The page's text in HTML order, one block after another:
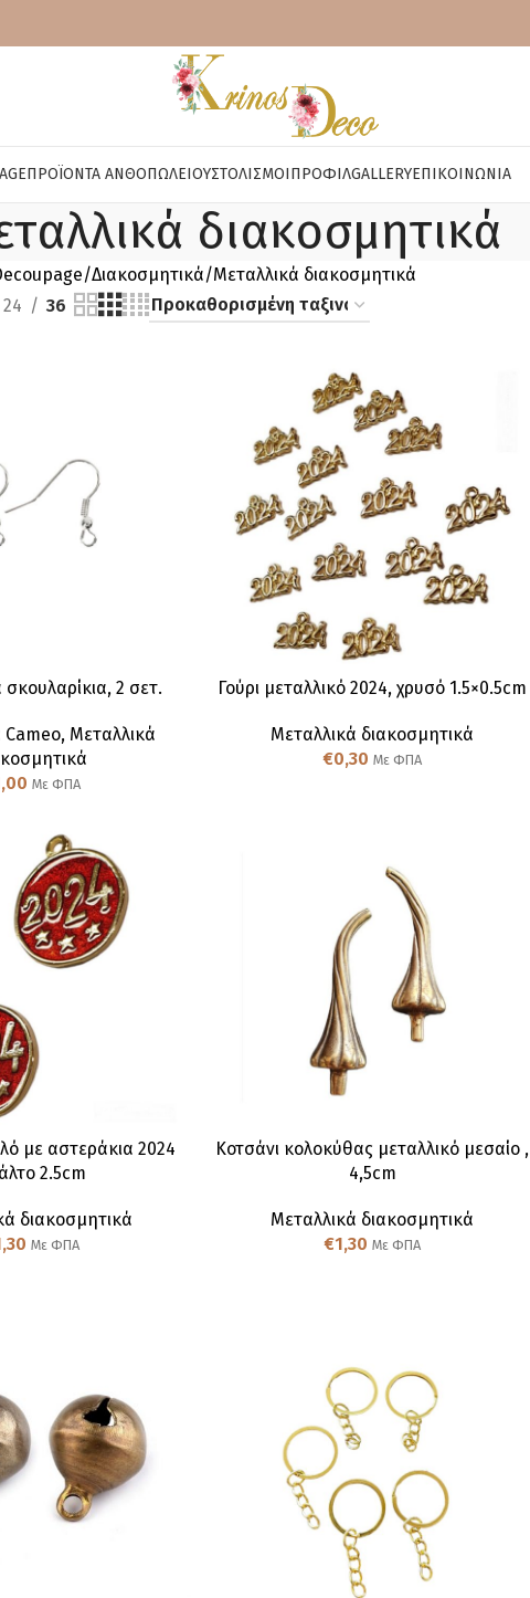
ΠΡΟΪΌΝΤΑ ΑΝΘΟΠΩΛΕΊΟΥΣΤΟΛΙΣΜΟΊΠΡΟΦΊΛGALLERYΕΠΙΚΟΙΝΩΝΊΑ
διακοσμητικά
Διακοσμητικά Μεταλλικά διακοσμητικά
24 36
σκουλαρίκια, 2 σετ.
, Μεταλλικά
Με ΦΠΑ
Γούρι μεταλλικό 2024, χρυσό 1.5×0.5cm
Μεταλλικά διακοσμητικά
€0,30 Με ΦΠΑ
με αστεράκια 2024
2.5cm
διακοσμητικά
Με ΦΠΑ
Κοτσάνι κολοκύθας μεταλλικό μεσαίο ,
4,5cm
Μεταλλικά διακοσμητικά
€1,30 Με ΦΠΑ